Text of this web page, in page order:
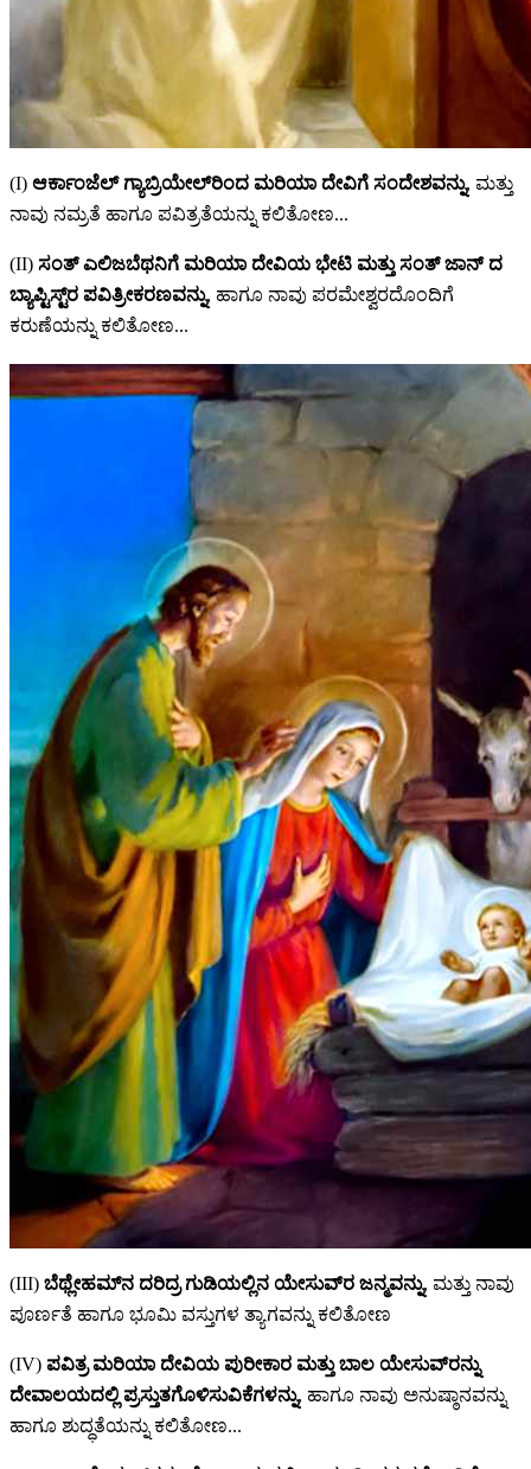
(I) ಆರ್ಕಾಂಜೆಲ್ ಗ್ಯಾಬ್ರಿಯೇಲ್‌ರಿಂದ ಮರಿಯಾ ದೇವಿಗೆ ಸಂದೇಶವನ್ನು, ಮತ್ತು
ನಾವು ನಮ್ರತೆ ಹಾಗೂ ಪವಿತ್ರತೆಯನ್ನು ಕಲಿತೋಣ...
(II) ಸಂತ್ ಎಲಿಜಬೆಥನಿಗೆ ಮರಿಯಾ ದೇವಿಯ ಭೇಟಿ ಮತ್ತು ಸಂತ್ ಜಾನ್ ದ
ಬ್ಯಾಪ್ಟಿಸ್ಟ್‌ರ ಪವಿತ್ರೀಕರಣವನ್ನು, ಹಾಗೂ ನಾವು ಪರಮೇಶ್ವರದೊಂದಿಗೆ
ಕರುಣೆಯನ್ನು ಕಲಿತೋಣ...
(III) ಬೆಥ್ಲೇಹಮ್‌ನ ದರಿದ್ರ ಗುಡಿಯಲ್ಲಿನ ಯೇಸುವ್‌ರ ಜನ್ಮವನ್ನು, ಮತ್ತು ನಾವು
ಪೂರ್ಣತೆ ಹಾಗೂ ಭೂಮಿ ವಸ್ತುಗಳ ತ್ಯಾಗವನ್ನು ಕಲಿತೋಣ
(IV) ಪವಿತ್ರ ಮರಿಯಾ ದೇವಿಯ ಪುರೀಕಾರ ಮತ್ತು ಬಾಲ ಯೇಸುವ್‌ರನ್ನು
ದೇವಾಲಯದಲ್ಲಿ ಪ್ರಸ್ತುತಗೊಳಿಸುವಿಕೆಗಳನ್ನು, ಹಾಗೂ ನಾವು ಅನುಷ್ಠಾನವನ್ನು
ಹಾಗೂ ಶುದ್ಧತೆಯನ್ನು ಕಲಿತೋಣ...